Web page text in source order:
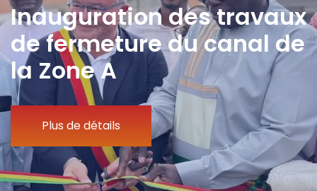
Inauguration des travaux
de fermeture du canal de
la Zone A
Plus de détails